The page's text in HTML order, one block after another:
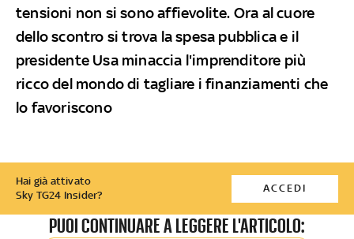
tensioni non si sono affievolite. Ora al cuore
dello scontro si trova la spesa pubblica e il
presidente Usa minaccia l'imprenditore più
ricco del mondo di tagliare i finanziamenti che
lo favoriscono
Hai già attivato
Sky TG24 Insider?
ACCEDI
PUOI CONTINUARE A LEGGERE L'ARTICOLO: